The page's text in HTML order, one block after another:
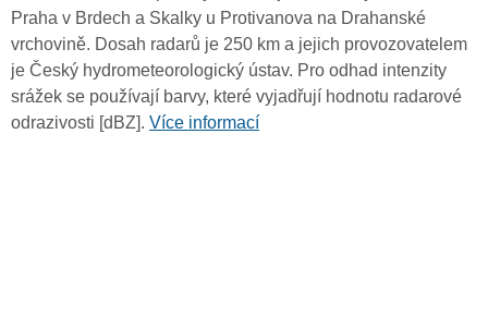
Praha v Brdech a Skalky u Protivanova na Drahanské
vrchovině. Dosah radarů je 250 km a jejich provozovatelem
je Český hydrometeorologický ústav. Pro odhad intenzity
srážek se používají barvy, které vyjadřují hodnotu radarové
odrazivosti [dBZ]. Více informací